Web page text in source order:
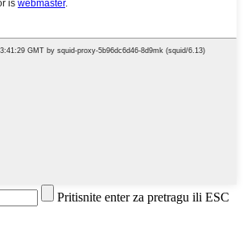
Pritisnite enter za pretragu ili ESC